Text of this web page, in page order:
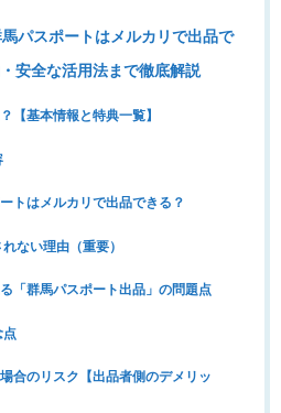
パスポートはメルカリで出品で
安全な活用法まで徹底解説
【基本情報と特典一覧】
トはメルカリで出品できる？
ない理由（重要）
「群馬パスポート出品」の問題点
点
合のリスク【出品者側のデメリッ